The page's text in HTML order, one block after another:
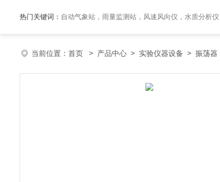
热门关键词： 自动气象站，雨量监测站，风速风向仪，水质分析
当前位置： 首页 > 产品中心 > 实验仪器设备 > 振荡器